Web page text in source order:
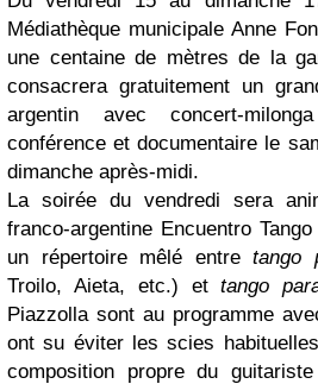
Médiathèque municipale Anne
une centaine de mètres de la
consacrera gratuitement un
argentin avec concert-
conférence et documentaire le
dimanche après-midi.
La soirée du vendredi sera
franco-argentine Encuentro
un répertoire mêlé entretango
Troilo, Aieta, etc.) ettango
Piazzolla sont au programme
ont su éviter les scies
composition propre du guitariste